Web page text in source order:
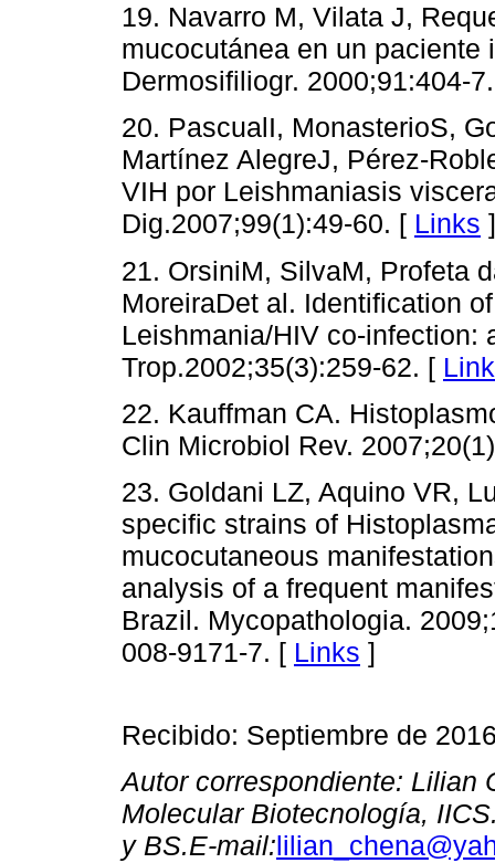
19. Navarro M, Vilata J,
mucocutánea en un paciente
Dermosifiliogr. 2000;91:404-
20. PascualI, MonasterioS,
Martínez AlegreJ, Pérez-
VIH por Leishmaniasis
Dig.2007;99(1):49-60. [ Links ]
21. OrsiniM, SilvaM, Profeta
MoreiraDet al. Identification
Leishmania/HIV co-infection:
Trop.2002;35(3):259-62. [
22. Kauffman CA.
Clin Microbiol Rev.
23. Goldani LZ, Aquino VR,
specific strains of
mucocutaneous
analysis of a frequent
Brazil. Mycopathologia.
008-9171-7. [ Links ]
Recibido: Septiembre de
Autor correspondiente: Lilian
Molecular Biotecnología,
y BS.E-mail: